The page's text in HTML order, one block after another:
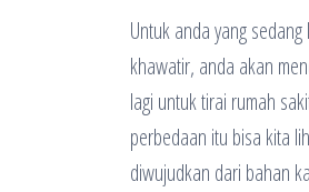
Untuk anda yang
khawatir, anda akan
lagi untuk tirai rumah
perbedaan itu bisa kita
diwujudkan dari bahan